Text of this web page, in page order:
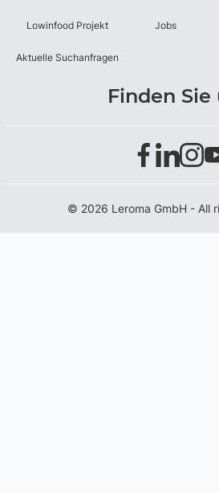
Lowinfood Projekt
Aktuelle Suchanfragen
Jobs
Finden Sie
© 2026 Leroma GmbH - All